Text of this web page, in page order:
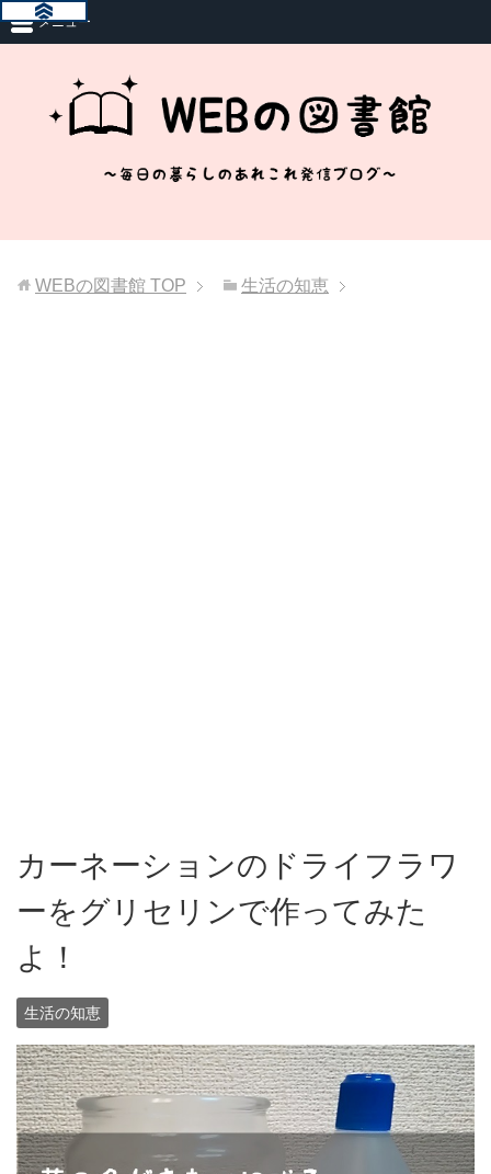
メニュー
WEBの図書館 TOP 生活の知恵
カーネーションのドライフラワ
ーをグリセリンで作ってみた
よ！
生活の知恵